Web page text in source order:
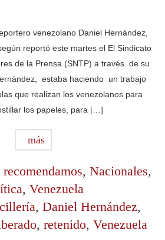
venezolano Daniel Hernández,
reportó este martes el El Sindicato
de la Prensa (SNTP) a través de su
estaba haciendo un trabajo
que realizan los venezolanos para
los papeles, para […]
más
, Nacionales,
, Venezuela
, Daniel Hernández,
, retenido, Venezuela